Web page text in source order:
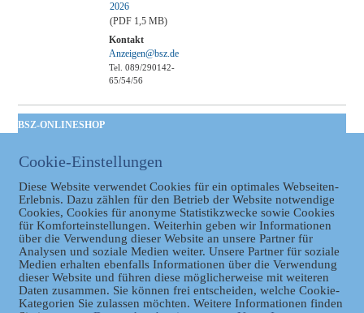
2026
(PDF 1,5 MB)
Kontakt
Anzeigen@bsz.de
Tel. 089/290142-
65/54/56
BSZ-ONLINESHOP
Taschenbuch
GVBl | Einbanddecke
Datenschutz
Cookie-Einstellungen
Diese Website verwendet Cookies für ein optimales Webseiten-
Erlebnis. Dazu zählen für den Betrieb der Website notwendige
Cookies, Cookies für anonyme Statistikzwecke sowie Cookies
für Komforteinstellungen. Weiterhin geben wir Informationen
über die Verwendung dieser Website an unsere Partner für
Analysen und soziale Medien weiter. Unsere Partner für soziale
Medien erhalten ebenfalls Informationen über die Verwendung
dieser Website und führen diese möglicherweise mit weiteren
Daten zusammen. Sie können frei entscheiden, welche Cookie-
Kategorien Sie zulassen möchten. Weitere Informationen finden